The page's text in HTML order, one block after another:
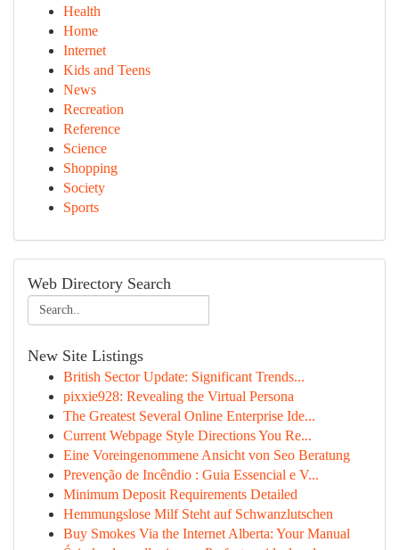
Health
Home
Internet
Kids and Teens
News
Recreation
Reference
Science
Shopping
Society
Sports
Web Directory Search
New Site Listings
British Sector Update: Significant Trends...
pixxie928: Revealing the Virtual Persona
The Greatest Several Online Enterprise Ide...
Current Webpage Style Directions You Re...
Eine Voreingenommene Ansicht von Seo Beratung
Prevenção de Incêndio : Guia Essencial e V...
Minimum Deposit Requirements Detailed
Hemmungslose Milf Steht auf Schwanzlutschen
Buy Smokes Via the Internet Alberta: Your Manual